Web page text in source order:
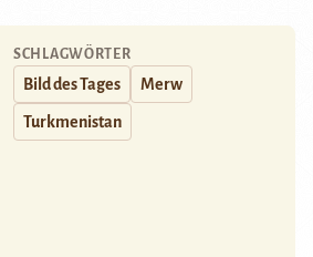
SCHLAGWÖRTER
Bild des Tages Merw
Turkmenistan